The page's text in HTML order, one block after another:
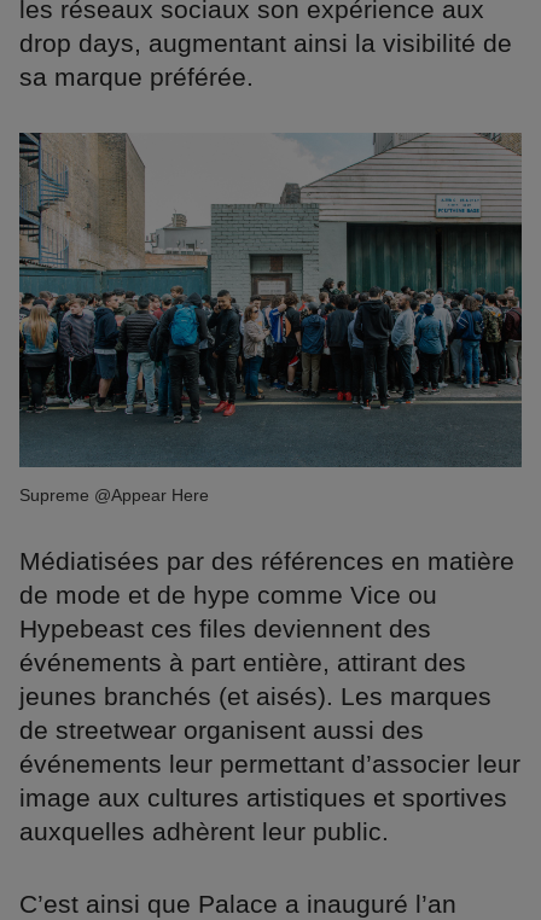
les réseaux sociaux son expérience aux
drop days, augmentant ainsi la visibilité de
sa marque préférée.
Supreme @Appear Here
Médiatisées par des références en matière
de mode et de hype comme Vice ou
Hypebeast ces files deviennent des
événements à part entière, attirant des
jeunes branchés (et aisés). Les marques
de streetwear organisent aussi des
événements leur permettant d’associer leur
image aux cultures artistiques et sportives
auxquelles adhèrent leur public.
C’est ainsi que Palace a inauguré l’an